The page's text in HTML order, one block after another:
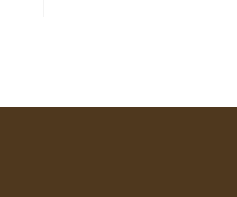
Ürün açıklamasında eksik bilgiler bulunuyor.